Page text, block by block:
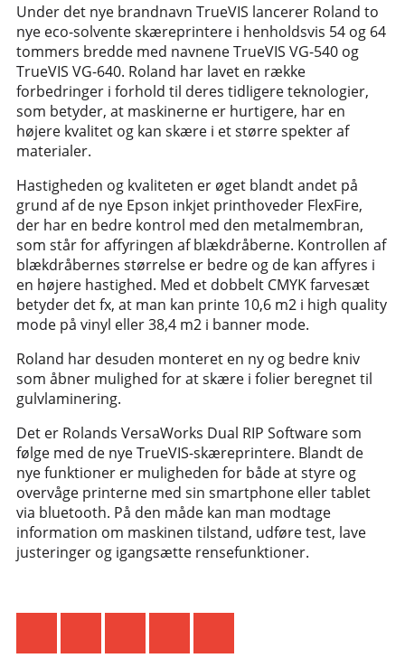
Under det nye brandnavn TrueVIS lancerer Roland to
nye eco-solvente skæreprintere i henholdsvis 54 og 64
tommers bredde med navnene TrueVIS VG-540 og
TrueVIS VG-640. Roland har lavet en række
forbedringer i forhold til deres tidligere teknologier,
som betyder, at maskinerne er hurtigere, har en
højere kvalitet og kan skære i et større spekter af
materialer.
Hastigheden og kvaliteten er øget blandt andet på
grund af de nye Epson inkjet printhoveder FlexFire,
der har en bedre kontrol med den metalmembran,
som står for affyringen af blækdråberne. Kontrollen af
blækdråbernes størrelse er bedre og de kan affyres i
en højere hastighed. Med et dobbelt CMYK farvesæt
betyder det fx, at man kan printe 10,6 m2 i high quality
mode på vinyl eller 38,4 m2 i banner mode.
Roland har desuden monteret en ny og bedre kniv
som åbner mulighed for at skære i folier beregnet til
gulvlaminering.
Det er Rolands VersaWorks Dual RIP Software som
følge med de nye TrueVIS-skæreprintere. Blandt de
nye funktioner er muligheden for både at styre og
overvåge printerne med sin smartphone eller tablet
via bluetooth. På den måde kan man modtage
information om maskinen tilstand, udføre test, lave
justeringer og igangsætte rensefunktioner.